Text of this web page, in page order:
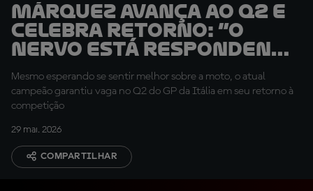
Márquez avança ao Q2 e
celebra retorno: “O
nervo está respondendo
bem”
Mesmo esperando se sentir melhor sobre a moto, o atual
campeão garantiu vaga no Q2 do GP da Itália em seu retorno à
competição
29 mai. 2026
COMPARTILHAR